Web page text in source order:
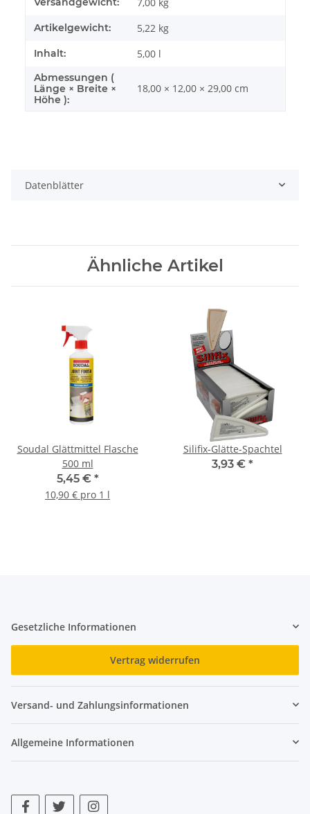
Artikelgewicht: 5,22 kg
Inhalt: 5,00 l
Abmessungen (
Länge × Breite ×
Höhe ):
18,00 × 12,00 × 29,00 cm
Datenblätter
Ähnliche Artikel
Soudal Glättmittel Flasche
500 ml
5,45 € *
10,90 € pro 1 l
Silifix-Glätte-Spachtel
3,93 € *
Gesetzliche Informationen
Vertrag widerrufen
Versand- und Zahlungsinformationen
Allgemeine Informationen